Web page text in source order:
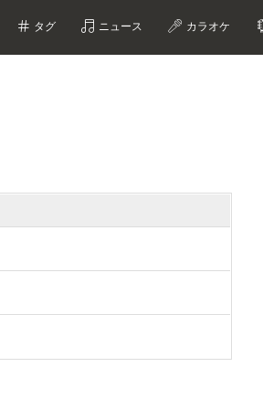
タグ ニュース カラオケ